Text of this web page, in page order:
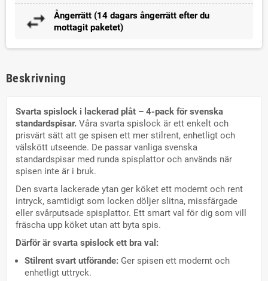
Ångerrätt (14 dagars ångerrätt efter du
mottagit paketet)
Beskrivning
Svarta spislock i lackerad plåt – 4-pack för svenska
standardspisar. Våra svarta spislock är ett enkelt och
prisvärt sätt att ge spisen ett mer stilrent, enhetligt och
välskött utseende. De passar vanliga svenska
standardspisar med runda spisplattor och används när
spisen inte är i bruk.
Den svarta lackerade ytan ger köket ett modernt och rent
intryck, samtidigt som locken döljer slitna, missfärgade
eller svårputsade spisplattor. Ett smart val för dig som vill
fräscha upp köket utan att byta spis.
Därför är svarta spislock ett bra val:
Stilrent svart utförande: Ger spisen ett modernt och
enhetligt uttryck.